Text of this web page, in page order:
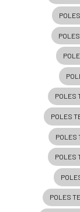
POLES
POLES
POLES
POLES
POLES